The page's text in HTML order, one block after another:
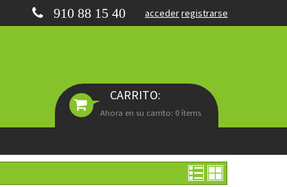
accederregistrarse
910 88 15 40
CARRITO:
Ahora en su carrito: 0 ítems